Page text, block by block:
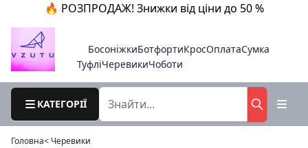
🔥 РОЗПРОДАЖ! Знижки від ціни до 50 %
БосоніжкиБотфортиКросОплатаСумка
ТуфліЧеревикиЧоботи
КАТЕГОРІЇ
Головна< Черевики